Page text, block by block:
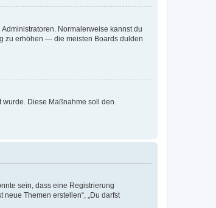
Normalerweise kannst du
zu erhöhen — die meisten Boards dulden
Diese Maßnahme soll den
sein, dass eine Registrierung
Themen erstellen“, „Du darfst